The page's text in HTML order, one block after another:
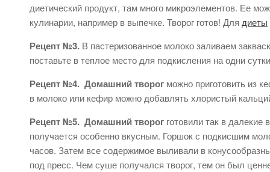
диетический продукт, там много микроэлементов. Ее
кулинарии, например в выпечке. Творог готов! Для диеты
Рецепт №3. В пастеризованное молоко заливаем
поставьте в теплое место для подкисления на одни
Рецепт №4. Домашний творог можно приготовить из
в молоко или кефир можно добавлять хлористый
Рецепт №5. Домашний творог готовили так в далекие
получается особенно вкусным. Горшок с подкисшим
часов. Затем все содержимое выливали в
под пресс. Чем суше получался творог, тем он был